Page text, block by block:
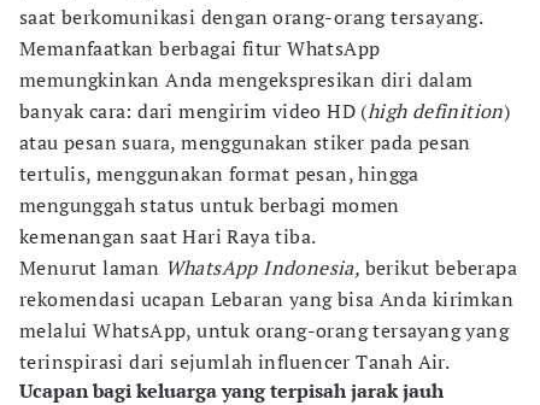
saat berkomunikasi dengan orang-orang tersayang.
Memanfaatkan berbagai fitur WhatsApp
memungkinkan Anda mengekspresikan diri dalam
banyak cara: dari mengirim video HD (high definition)
atau pesan suara, menggunakan stiker pada pesan
tertulis, menggunakan format pesan, hingga
mengunggah status untuk berbagi momen
kemenangan saat Hari Raya tiba.
Menurut laman WhatsApp Indonesia, berikut beberapa
rekomendasi ucapan Lebaran yang bisa Anda kirimkan
melalui WhatsApp, untuk orang-orang tersayang yang
terinspirasi dari sejumlah influencer Tanah Air.
Ucapan bagi keluarga yang terpisah jarak jauh